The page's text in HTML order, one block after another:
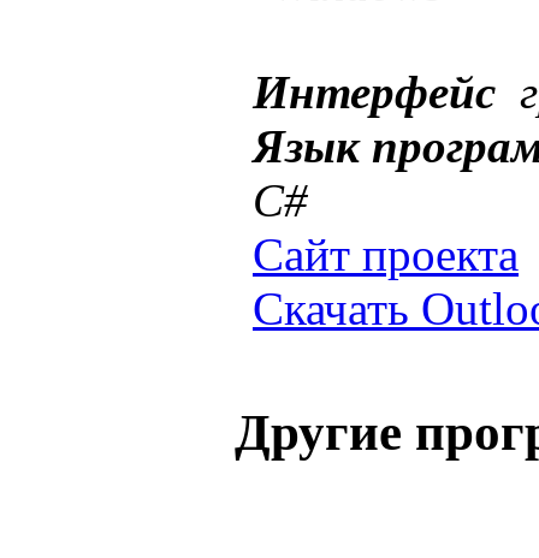
Интерфейс
Язык
C#
Сайт проекта
Скачать
Другие